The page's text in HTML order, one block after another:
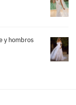
y hombros